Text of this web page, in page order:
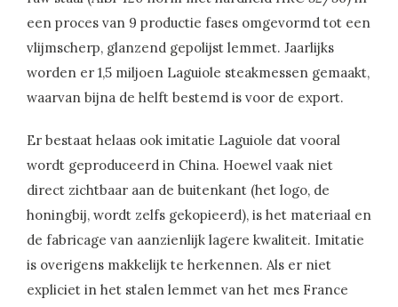
een proces van 9 productie fases omgevormd tot een
vlijmscherp, glanzend gepolijst lemmet. Jaarlijks
worden er 1,5 miljoen Laguiole steakmessen gemaakt,
waarvan bijna de helft bestemd is voor de export.
Er bestaat helaas ook imitatie Laguiole dat vooral
wordt geproduceerd in China. Hoewel vaak niet
direct zichtbaar aan de buitenkant (het logo, de
honingbij, wordt zelfs gekopieerd), is het materiaal en
de fabricage van aanzienlijk lagere kwaliteit. Imitatie
is overigens makkelijk te herkennen. Als er niet
expliciet in het stalen lemmet van het mes France